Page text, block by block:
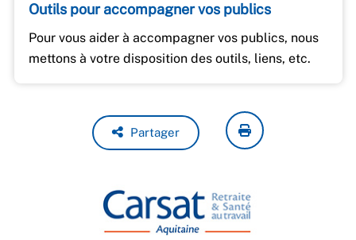
Outils pour accompagner vos publics
Pour vous aider à accompagner vos publics, nous
mettons à votre disposition des outils, liens, etc.
Partager